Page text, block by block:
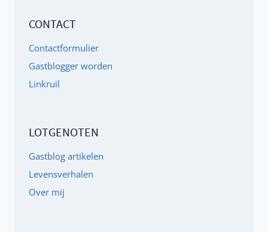
ADHD
CONTACT
Contactformulier
Gastblogger worden
Linkruil
LOTGENOTEN
Gastblog artikelen
Levensverhalen
Over mij